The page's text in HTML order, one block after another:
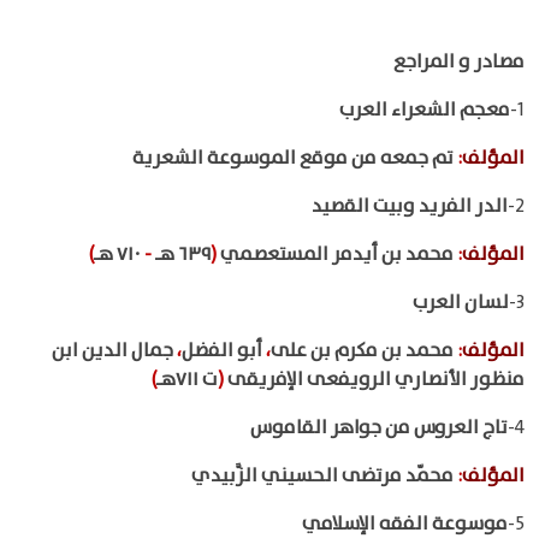
مصادر و المراجع
1- معجم الشعراء العرب
المؤلف:تم جمعه من موقع الموسوعة الشعرية
2- الدر الفريد وبيت القصيد
المؤلف: محمد بن أيدمر المستعصمي(٦٣٩ هـ -
)
3- لسان العرب
المؤلف: محمد بن مكرم بن على،أبو الفضل،جمال الدين ابن
منظور الأنصاري الرويفعى الإفريقى(ت ٧١١هـ
)
4- تاج العروس من جواهر القاموس
المؤلف: محمّد مرتضى الحسيني الزَّبيدي
5- موسوعة الفقه الإسلامي